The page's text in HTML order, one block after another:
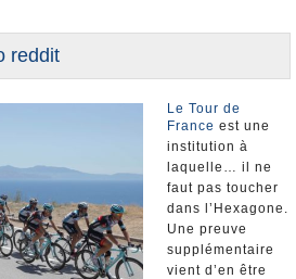
Le Tour de
France est une
institution à
laquelle… il ne
faut pas toucher
dans l’Hexagone.
Une preuve
supplémentaire
vient d’en être